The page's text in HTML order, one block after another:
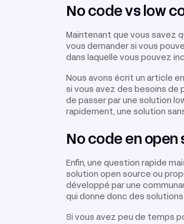
No code vs low
Maintenant que vous savez
vous demander si vous
dans laquelle vous pouvez
Nous avons écrit un article
si vous avez des besoins de
de passer par une solution
rapidement, une solution
No code en open
Enfin, une question rapide
solution open source ou
développé par une
qui donne donc des
Si vous avez peu de temps